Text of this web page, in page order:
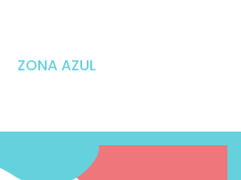
ZONA AZUL